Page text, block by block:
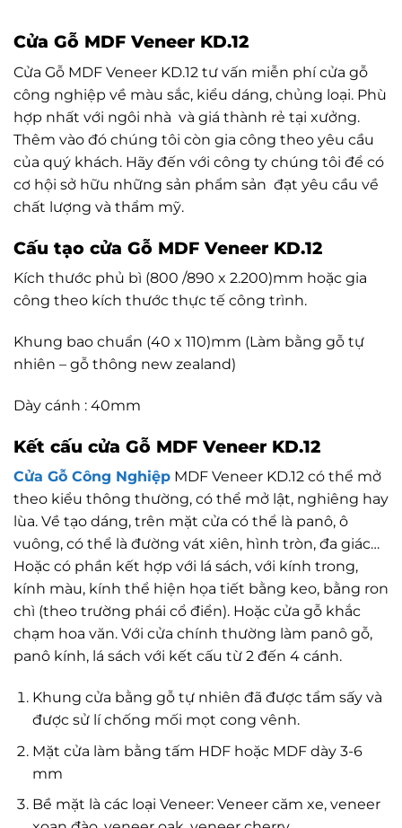
Cửa Gỗ MDF Veneer KD.12
Cửa Gỗ MDF Veneer KD.12 tư vấn miễn phí cửa gỗ
công nghiệp về màu sắc, kiểu dáng, chủng loại. Phù
hợp nhất với ngôi nhà và giá thành rẻ tại xưởng.
Thêm vào đó chúng tôi còn gia công theo yêu cầu
của quý khách. Hãy đến với công ty chúng tôi để có
cơ hội sở hữu những sản phẩm sản đạt yêu cầu về
chất lượng và thẩm mỹ.
Cấu tạo cửa Gỗ MDF Veneer KD.12
Kích thước phủ bì (800 /890 x 2.200)mm hoặc gia
công theo kích thước thực tế công trình.
Khung bao chuẩn (40 x 110)mm (Làm bằng gỗ tự
nhiên – gỗ thông new zealand)
Dày cánh : 40mm
Kết cấu cửa Gỗ MDF Veneer KD.12
Cửa Gỗ Công Nghiệp MDF Veneer KD.12 có thể mở
theo kiểu thông thường, có thể mở lật, nghiêng hay
lùa. Về tạo dáng, trên mặt cửa có thể là panô, ô
vuông, có thể là đường vát xiên, hình tròn, đa giác…
Hoặc có phần kết hợp với lá sách, với kính trong,
kính màu, kính thể hiện họa tiết bằng keo, bằng ron
chì (theo trường phái cổ điển). Hoặc cửa gỗ khắc
chạm hoa văn. Với cửa chính thường làm panô gỗ,
panô kính, lá sách với kết cấu từ 2 đến 4 cánh.
Khung cửa bằng gỗ tự nhiên đã được tẩm sấy và
được sử lí chống mối mọt cong vênh.
Mặt cửa làm bằng tấm HDF hoặc MDF dày 3-6
mm
Bề mặt là các loại Veneer: Veneer căm xe, veneer